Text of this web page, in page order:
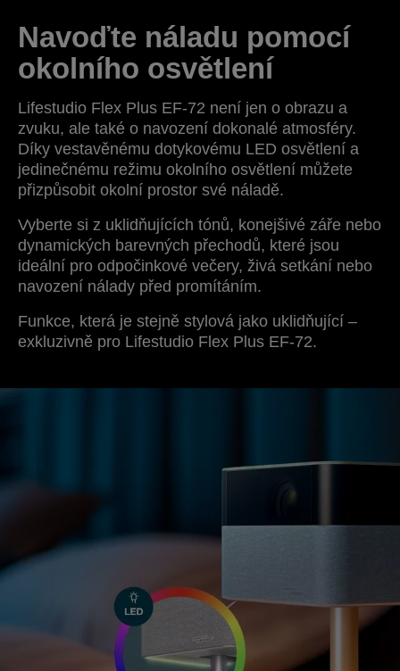
Navoďte náladu pomocí
okolního osvětlení
Lifestudio Flex Plus EF-72 není jen o obrazu a
zvuku, ale také o navození dokonalé atmosféry.
Díky vestavěnému dotykovému LED osvětlení a
jedinečnému režimu okolního osvětlení můžete
přizpůsobit okolní prostor své náladě.
Vyberte si z uklidňujících tónů, konejšivé záře nebo
dynamických barevných přechodů, které jsou
ideální pro odpočinkové večery, živá setkání nebo
navození nálady před promítáním.
Funkce, která je stejně stylová jako uklidňující –
exkluzivně pro Lifestudio Flex Plus EF-72.